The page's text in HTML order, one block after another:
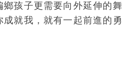
鄉孩子更需要向外延伸的舞
成就我，就有一起前進的勇